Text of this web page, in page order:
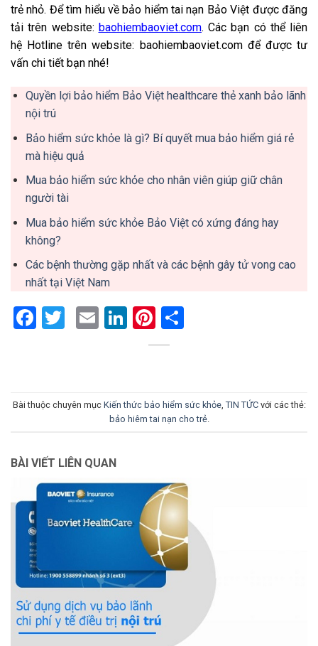
trẻ nhỏ. Để tìm hiểu về bảo hiểm tai nạn Bảo Việt được đăng
tải trên website: baohiembaoviet.com. Các bạn có thể liên
hệ Hotline trên website: baohiembaoviet.com để được tư
vấn chi tiết bạn nhé!
Quyền lợi bảo hiểm Bảo Việt healthcare thẻ xanh bảo lãnh
nội trú
Bảo hiểm sức khỏe là gì? Bí quyết mua bảo hiểm giá rẻ
mà hiệu quả
Mua bảo hiểm sức khỏe cho nhân viên giúp giữ chân
người tài
Mua bảo hiểm sức khỏe Bảo Việt có xứng đáng hay
không?
Các bệnh thường gặp nhất và các bệnh gây tử vong cao
nhất tại Việt Nam
Facebook
Twitter
EmailLinkedIn
Pinterest
Bài thuộc chuyên mục Kiến thức bảo hiểm sức khỏe, TIN TỨCvới các thẻ:
bảo hiêm tai nạn cho trẻ.
BÀI VIẾT LIÊN QUAN